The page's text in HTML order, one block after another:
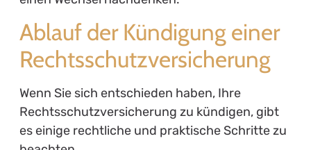
Ablauf der Kündigung einer
Rechtsschutzversicherung
Wenn Sie sich entschieden haben, Ihre
Rechtsschutzversicherung zu kündigen, gibt
es einige rechtliche und praktische Schritte zu